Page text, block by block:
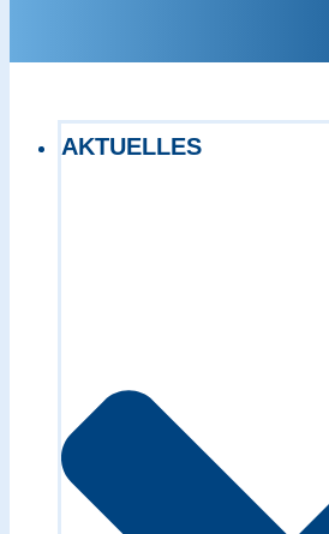
AKTUELLES
Exact matches only